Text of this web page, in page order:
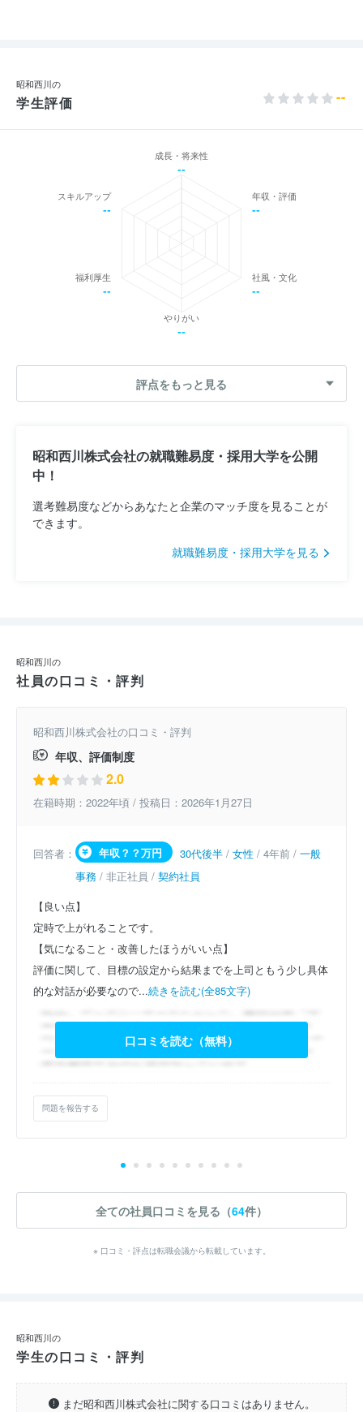
昭和西川の
学生評価 --
成長・将来性
--
年収・評価
--
社風・文化
--
やりがい
--
福利厚生
--
スキルアップ
--
評点をもっと見る
昭和西川株式会社の就職難易度・採用大学を公開
中！
選考難易度などからあなたと企業のマッチ度を見ることが
できます。
就職難易度・採用大学を見る
昭和西川の
社員の口コミ・評判
昭和西川株式会社の口コミ・評判
年収、評価制度
2.0
在籍時期：2022年頃 / 投稿日：2026年1月27日
回答者： 年収？？万円 30代後半 /女性 / 4年前 /一般
事務 / 非正社員 / 契約社員
【良い点】
定時で上がれることです。
【気になること・改善したほうがいい点】
評価に関して、目標の設定から結果までを上司ともう少し具体
的な対話が必要なので...続きを読む(全85文字)
口コミを読む（無料）
問題を報告する
全ての社員口コミを見る（64件）
※ 口コミ・評点は転職会議から転載しています。
昭和西川の
学生の口コミ・評判
まだ昭和西川株式会社に関する口コミはありません。